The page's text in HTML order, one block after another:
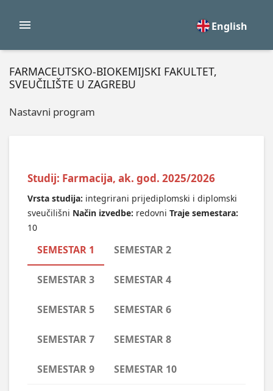
English
FARMACEUTSKO-BIOKEMIJSKI FAKULTET,
SVEUČILIŠTE U ZAGREBU
Nastavni program
Studij: Farmacija, ak. god. 2025/2026
Vrsta studija: integrirani prijediplomski i diplomski
sveučilišni Način izvedbe: redovni Traje semestara:
10
SEMESTAR 1 SEMESTAR 2
SEMESTAR 3 SEMESTAR 4
SEMESTAR 5 SEMESTAR 6
SEMESTAR 7 SEMESTAR 8
SEMESTAR 9 SEMESTAR 10